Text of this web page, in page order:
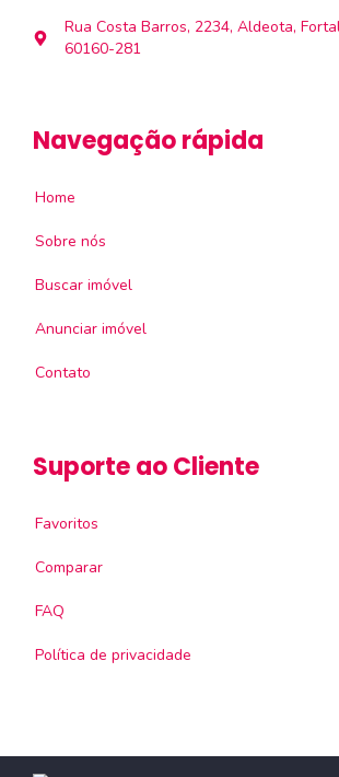
Rua Costa Barros, 2234, Aldeota,
60160-281
Navegação rápida
Home
Sobre nós
Buscar imóvel
Anunciar imóvel
Contato
Suporte ao Cliente
Favoritos
Comparar
FAQ
Política de privacidade